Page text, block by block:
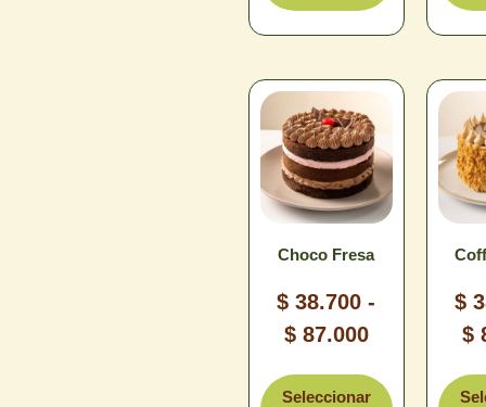
Choco Fresa
$ 38.700 -
$87.000
Tamaño
Seleccionar
$
$